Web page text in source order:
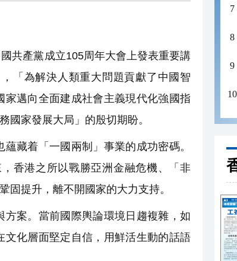
共產黨成立105周年大會上發表重要講
「為解決人類重大問題貢獻了中國智
邁向全面建成社會主義現代化強國指
國家發展大局」的殷切期盼。
藏着「一國兩制」事業的成功密碼。
香港之所以戰勝亞洲金融危機、「非
固提升，離不開國家的大力支持。
案。當前國際輿論環境日趨複雜，如
化層面堅定自信，用鮮活生動的話語